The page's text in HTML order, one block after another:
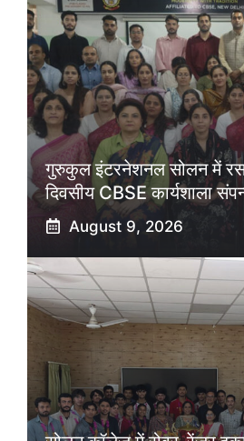
गुरुकुल इंटरनेशनल सोलन में
दिवसीय CBSE कार्यशाला
August 9, 2026